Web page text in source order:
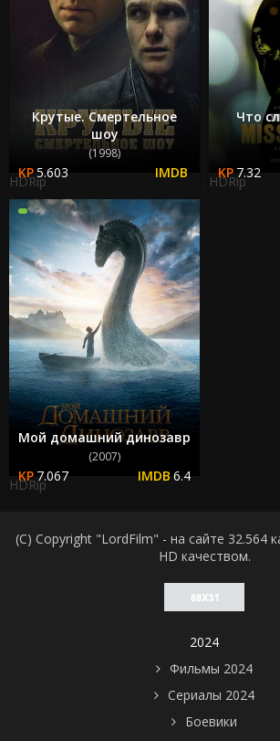
Крутые. Смертельное
шоу
(1998)
5.603
HDRip
Что
7.32
HDRip
Мой домашний динозавр
(2007)
7.067 6.4
HDRip
(C) Copyright "LordFilm" - на сайте 32.564
HD качеством.
2024
Фильмы 2024
Сериалы 2024
Боевики